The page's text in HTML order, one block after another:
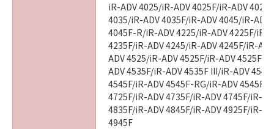
iR-ADV 4025/iR-ADV 4025F/iR-ADV
4035/iR-ADV 4035F/iR-ADV 4045/iR-ADV
4045F-R/iR-ADV 4225/iR-ADV 4225F/iR-
4235F/iR-ADV 4245/iR-ADV 4245F/iR-
ADV 4525/iR-ADV 4525F/iR-ADV 4525F
ADV 4535F/iR-ADV 4535F III/iR-ADV
4545F/iR-ADV 4545F-RG/iR-ADV 4545F
4725F/iR-ADV 4735F/iR-ADV 4745F/iR-
4835F/iR-ADV 4845F/iR-ADV 4925F/iR-
4945F